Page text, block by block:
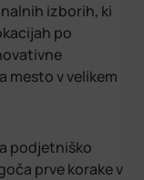
izborih, ki
po
mesto v velikem
podjetniško
prve korake v